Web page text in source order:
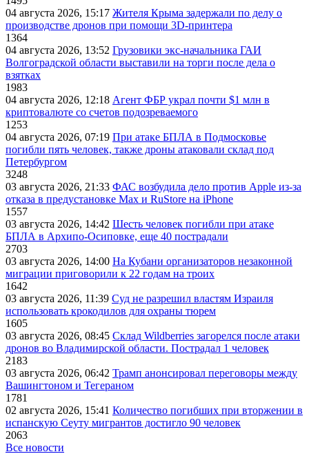
04 августа 2026, 15:17 Жителя Крыма задержали по делу о
производстве дронов при помощи 3D‑принтера
1364
04 августа 2026, 13:52 Грузовики экс-начальника ГАИ
Волгоградской области выставили на торги после дела о
взятках
1983
04 августа 2026, 12:18 Агент ФБР украл почти $1 млн в
криптовалюте со счетов подозреваемого
1253
04 августа 2026, 07:19 При атаке БПЛА в Подмосковье
погибли пять человек, также дроны атаковали склад под
Петербургом
3248
03 августа 2026, 21:33 ФАС возбудила дело против Apple из-за
отказа в предустановке Max и RuStore на iPhone
1557
03 августа 2026, 14:42 Шесть человек погибли при атаке
БПЛА в Архипо-Осиповке, еще 40 пострадали
2703
03 августа 2026, 14:00 На Кубани организаторов незаконной
миграции приговорили к 22 годам на троих
1642
03 августа 2026, 11:39 Суд не разрешил властям Израиля
использовать крокодилов для охраны тюрем
1605
03 августа 2026, 08:45 Склад Wildberries загорелся после атаки
дронов во Владимирской области. Пострадал 1 человек
2183
03 августа 2026, 06:42 Трамп анонсировал переговоры между
Вашингтоном и Тегераном
1781
02 августа 2026, 15:41 Количество погибших при вторжении в
испанскую Сеуту мигрантов достигло 90 человек
2063
Все новости